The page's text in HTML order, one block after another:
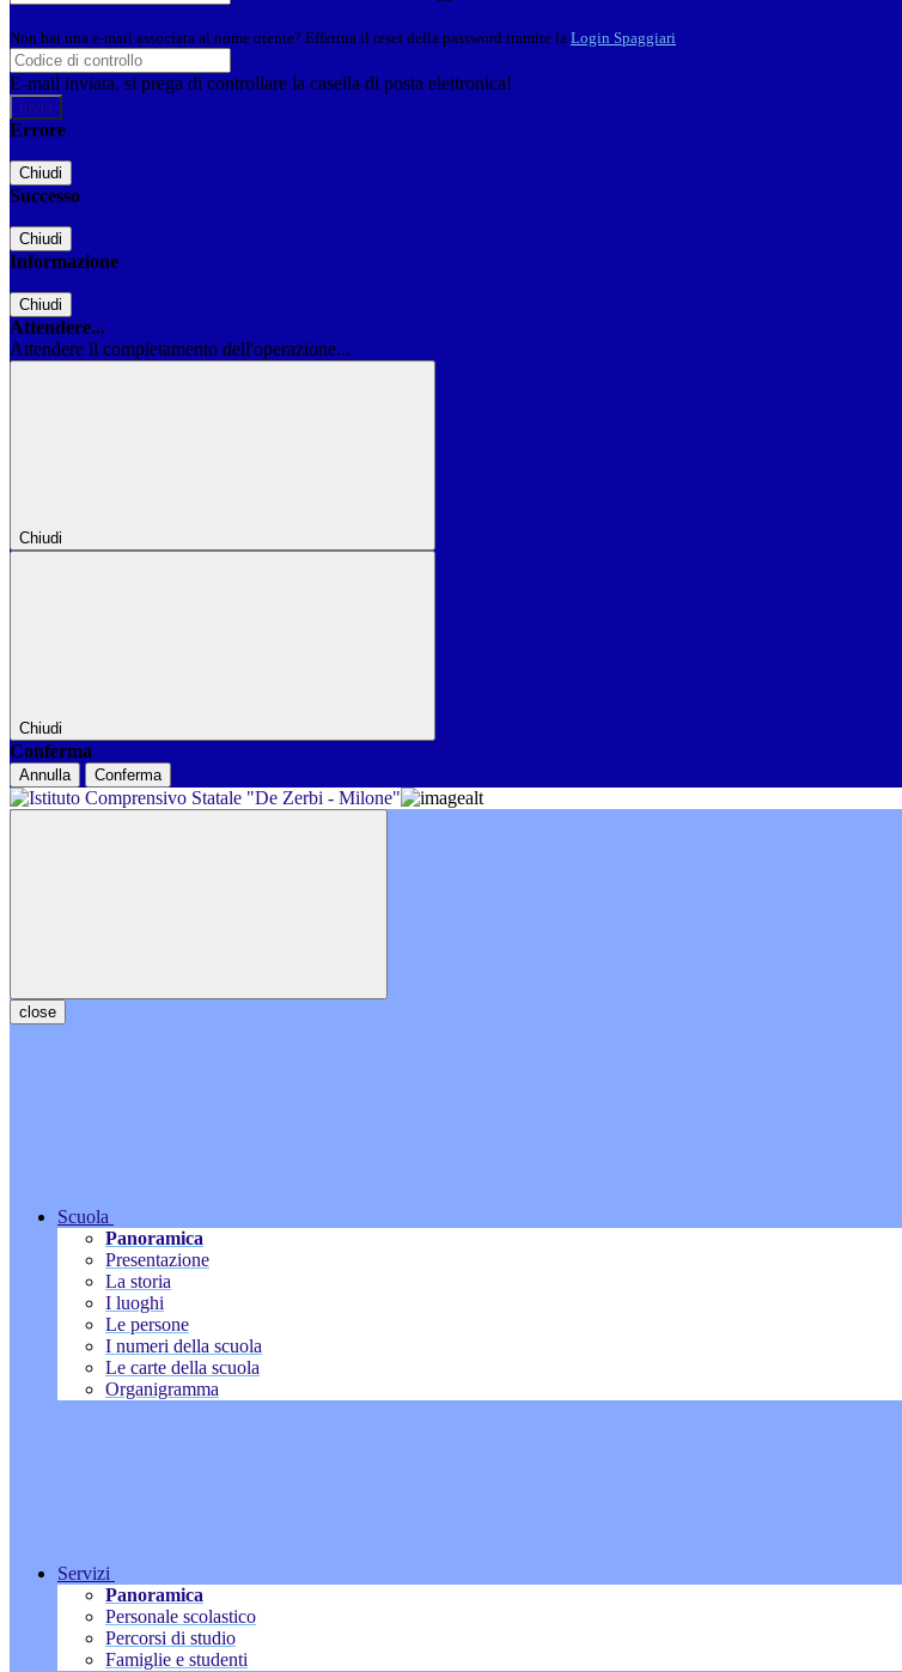
Non hai una e-mail associata al nome utente? Effettua il reset della password tramite la Login Spaggiari
E-mail inviata, si prega di controllare la casella di posta elettronica!
Errore
Chiudi
Successo
Chiudi
Informazione
Chiudi
Attendere...
Attendere il completamento dell'operazione...
Chiudi
Chiudi
Conferma
Annulla Conferma
close
Scuola
Panoramica
Presentazione
La storia
I luoghi
Le persone
I numeri della scuola
Le carte della scuola
Organigramma
Servizi
Panoramica
Personale scolastico
Percorsi di studio
Famiglie e studenti